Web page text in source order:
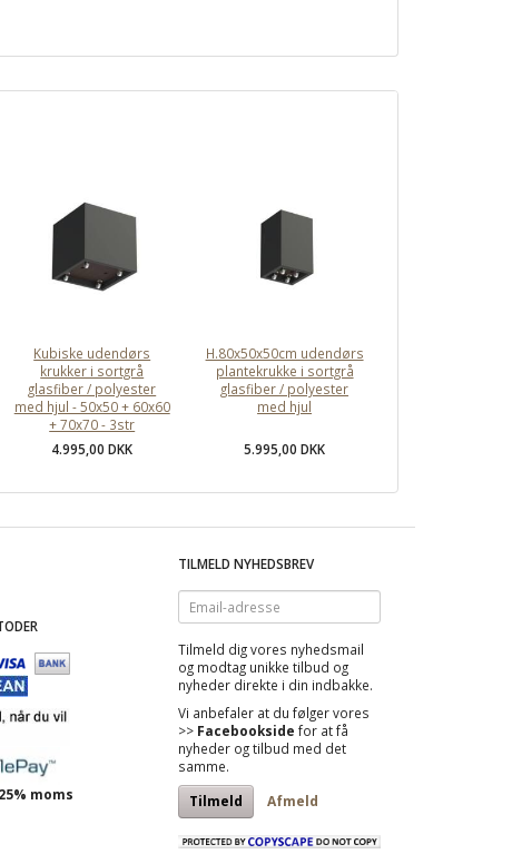
Kubiske udendørs
krukker i sortgrå
glasfiber / polyester
med hjul - 50x50 + 60x60
+ 70x70 - 3str
4.995,00 DKK
H.80x50x50cm udendørs
plantekrukke i sortgrå
glasfiber / polyester
med hjul
5.995,00 DKK
moms
TILMELD NYHEDSBREV
Email-
adresse
Tilmeld dig vores nyhedsmail
og modtag unikke tilbud og
nyheder direkte i din indbakke.
Vi anbefaler at du følger vores
>> Facebookside for at få
nyheder og tilbud med det
samme.
Tilmeld Afmeld